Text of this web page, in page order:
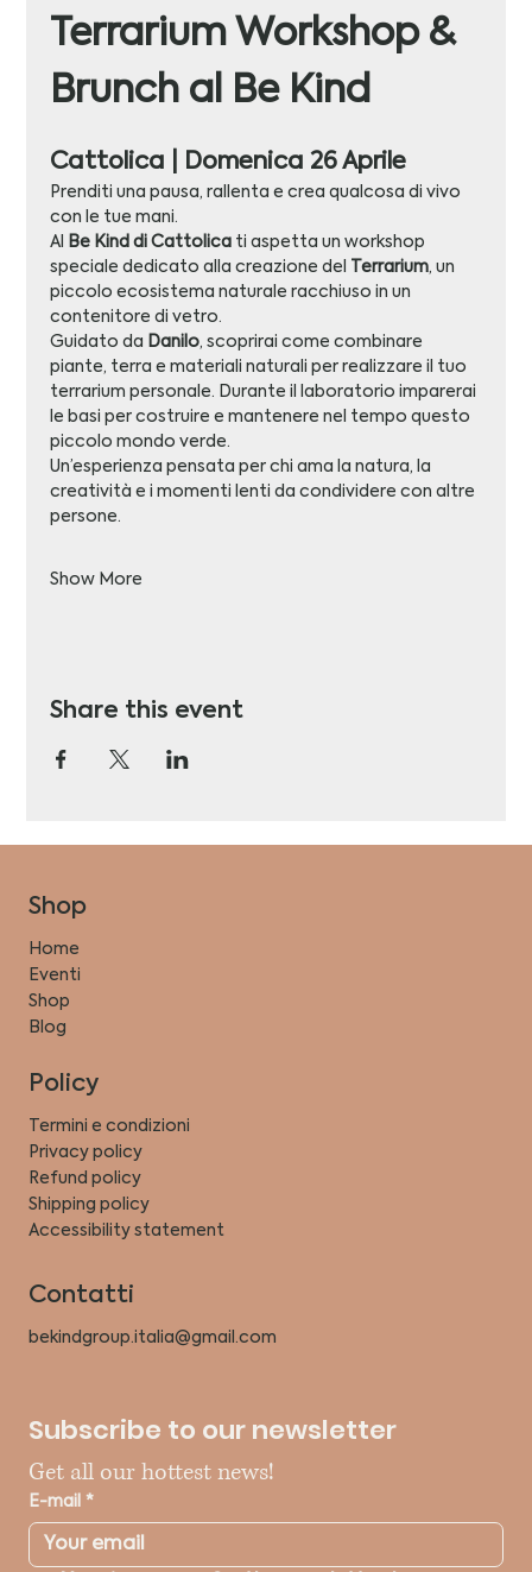
Terrarium Workshop &
Brunch al Be Kind
Cattolica | Domenica 26 Aprile
Prenditi una pausa, rallenta e crea qualcosa di vivo
con le tue mani.
Al
Be Kind di Cattolica ti aspetta un workshop
speciale dedicato alla creazione del
Terrarium, un
piccolo ecosistema naturale racchiuso in un
contenitore di vetro.
Guidato da Danilo, scoprirai come combinare
piante, terra e materiali naturali per realizzare il tuo
terrarium personale. Durante il laboratorio imparerai
le basi per costruire e mantenere nel tempo questo
piccolo mondo verde.
Un’esperienza pensata per chi ama la natura, la
creatività e i momenti lenti da condividere con altre
persone.
Show More
Share this event
Shop
Home
Eventi
Shop
Blog
Policy
Termini e condizioni
Privacy policy
Refund policy
Shipping policy
Accessibility statement
Contatti
bekindgroup.italia@gmail.com
Subscribe to our newsletter
Get all our hottest news!
E-mail *